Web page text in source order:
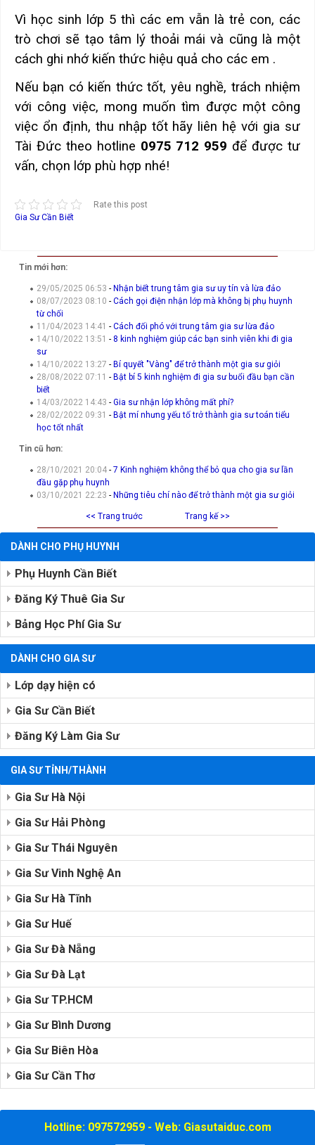
Vì học sinh lớp 5 thì các em vẫn là trẻ con, các
trò chơi sẽ tạo tâm lý thoải mái và cũng là một
cách ghi nhớ kiến thức hiệu quả cho các em .
Nếu bạn có kiến thức tốt, yêu nghề, trách nhiệm
với công việc, mong muốn tìm được một công
việc ổn định, thu nhập tốt hãy liên hệ với gia sư
Tài Đức theo hotline 0975 712 959 để được tư
vấn, chọn lớp phù hợp nhé!
Rate this post
Gia Sư Cần Biết
Tin mới hơn:
29/05/2025 06:53-Nhận biết trung tâm gia sư uy tín và lừa đảo
08/07/2023 08:10-Cách gọi điện nhận lớp mà không bị phụ huynh
từ chối
11/04/2023 14:41-Cách đối phó với trung tâm gia sư lừa đảo
14/10/2022 13:51-8 kinh nghiệm giúp các bạn sinh viên khi đi gia
sư
14/10/2022 13:27-Bí quyết "Vàng" để trở thành một gia sư giỏi
28/08/2022 07:11-Bật bí 5 kinh nghiệm đi gia sư buổi đầu bạn cần
biết
14/03/2022 14:43-Gia sư nhận lớp không mất phí?
28/02/2022 09:31-Bật mí nhưng yếu tố trở thành gia sư toán tiểu
học tốt nhất
Tin cũ hơn:
28/10/2021 20:04-7 Kinh nghiệm không thể bỏ qua cho gia sư lần
đầu gặp phụ huynh
03/10/2021 22:23-Những tiêu chí nào để trở thành một gia sư giỏi
<< Trang truớc Trang kế >>
DÀNH CHO PHỤ HUYNH
Phụ Huynh Cần Biết
Đăng Ký Thuê Gia Sư
Bảng Học Phí Gia Sư
DÀNH CHO GIA SƯ
Lớp dạy hiện có
Gia Sư Cần Biết
Đăng Ký Làm Gia Sư
GIA SƯ TỈNH/THÀNH
Gia Sư Hà Nội
Gia Sư Hải Phòng
Gia Sư Thái Nguyên
Gia Sư Vinh Nghệ An
Gia Sư Hà Tĩnh
Gia Sư Huế
Gia Sư Đà Nẵng
Gia Sư Đà Lạt
Gia Sư TP.HCM
Gia Sư Bình Dương
Gia Sư Biên Hòa
Gia Sư Cần Thơ
Hotline: 097572959 - Web: Giasutaiduc.com